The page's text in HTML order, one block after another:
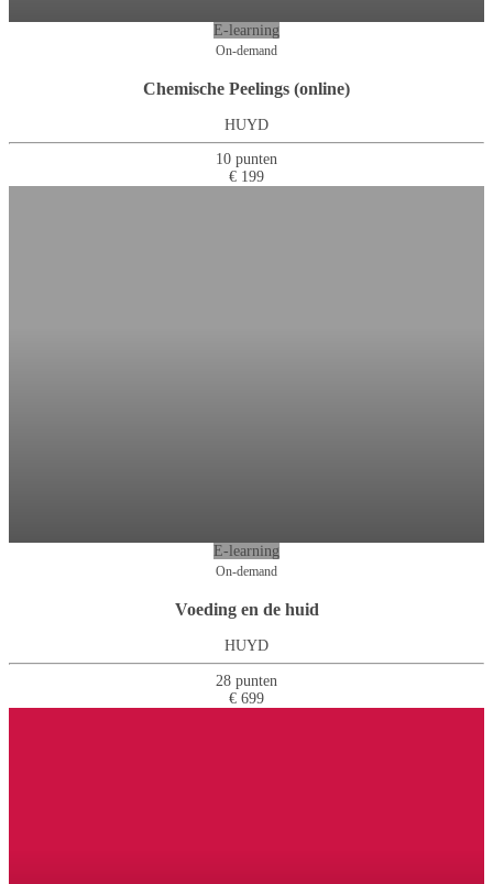
E-learning
On-demand
Chemische Peelings (online)
HUYD
10 punten
€ 199
E-learning
On-demand
Voeding en de huid
HUYD
28 punten
€ 699